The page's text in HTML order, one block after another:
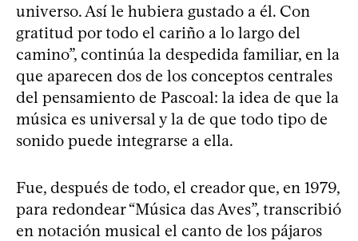
universo. Así le hubiera gustado a él. Con
gratitud por todo el cariño a lo largo del
camino”, continúa la despedida familiar, en la
que aparecen dos de los conceptos centrales
del pensamiento de Pascoal: la idea de que la
música es universal y la de que todo tipo de
sonido puede integrarse a ella.
Fue, después de todo, el creador que, en 1979,
para redondear “Música das Aves”, transcribió
en notación musical el canto de los pájaros